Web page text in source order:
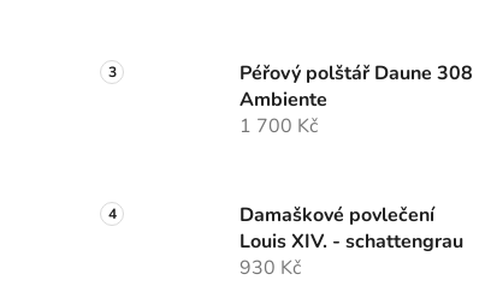
Péřový polštář Daune 308
Ambiente
1 700 Kč
Damaškové povlečení
Louis XIV. - schattengrau
930 Kč